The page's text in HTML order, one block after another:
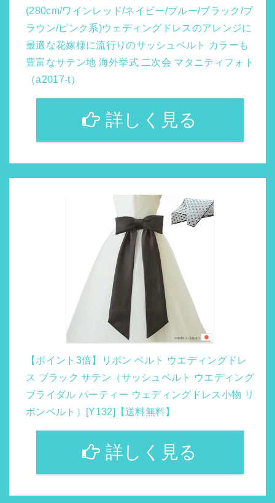
(280cm/ワインレッド/ネイビー/ブルー/ブラック/ブ
ラウン/ピンク系)ウェディングドレスのアレンジに
最適な花嫁様に流行りのサッシュベルト カラーも
豊富なサテン地 海外挙式 二次会 マタニティフォト
（a2017-t）
詳しく見る
【ポイント3倍】リボン ベルト ウエディングドレ
ス ブラック サテン（サッシュベルト ウエディング
ブライダル パーティー ウェディングドレス小物 リ
ボンベルト）[Y132]【送料無料】
詳しく見る